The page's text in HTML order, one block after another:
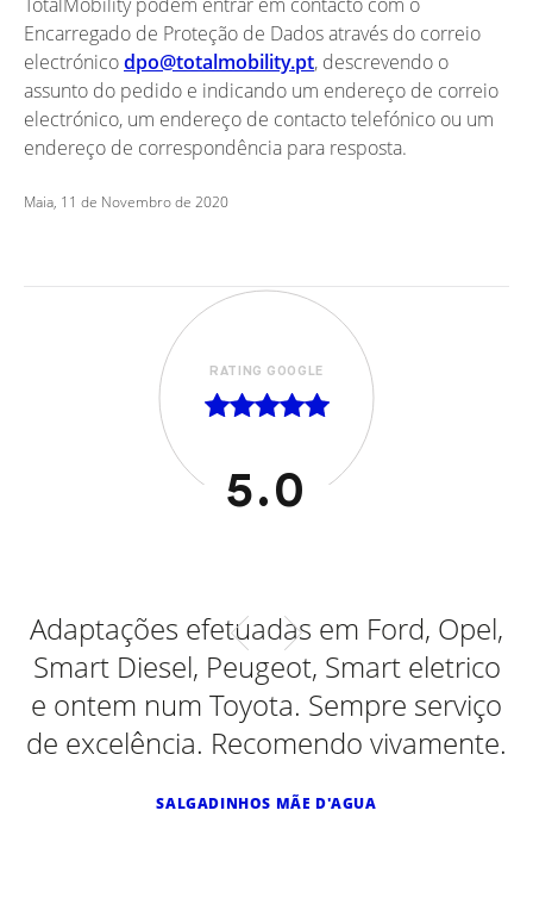
Encarregado de Proteção de Dados através do correio
electrónicodpo@totalmobility.pt, descrevendo o
assunto do pedido e indicando um endereço de correio
electrónico, um endereço de contacto telefónico ou um
endereço de correspondência para resposta.
Maia, 11 de Novembro de 2020
RATING GOOGLE
5.0
Adaptações efetuadas em Ford, Opel,
Smart Diesel, Peugeot, Smart eletrico
e ontem num Toyota. Sempre serviço
de excelência. Recomendo vivamente.
SALGADINHOS MÃE D'AGUA